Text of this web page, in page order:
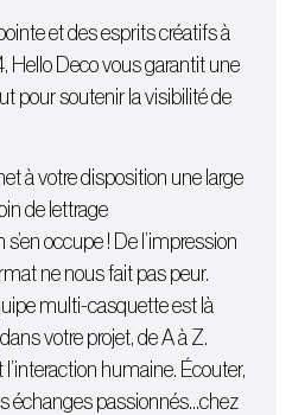
et des esprits créatifs à
Hello Deco vous garantit une
pour soutenir la visibilité de
à votre disposition une large
de lettrage
s’en occupe ! De l’impression
ne nous fait pas peur.
multi-casquette est là
votre projet, de A à Z.
l’interaction humaine. Écouter,
échanges passionnés…chez